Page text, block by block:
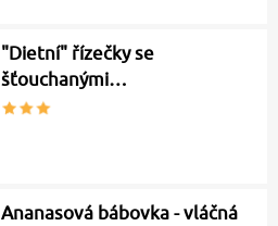
"Dietní" řízečky se
šťouchanými…
Ananasová bábovka - vláčná